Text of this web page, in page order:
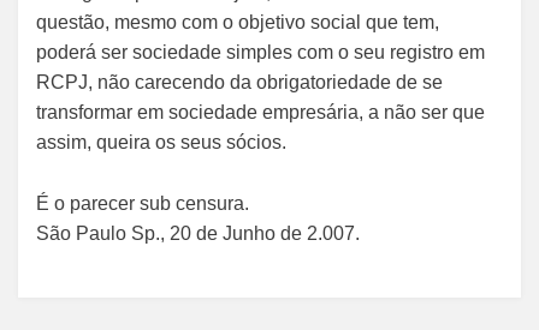
questão, mesmo com o objetivo social que tem,
poderá ser sociedade simples com o seu registro em
RCPJ, não carecendo da obrigatoriedade de se
transformar em sociedade empresária, a não ser que
assim, queira os seus sócios.
É o parecer sub censura.
São Paulo Sp., 20 de Junho de 2.007.